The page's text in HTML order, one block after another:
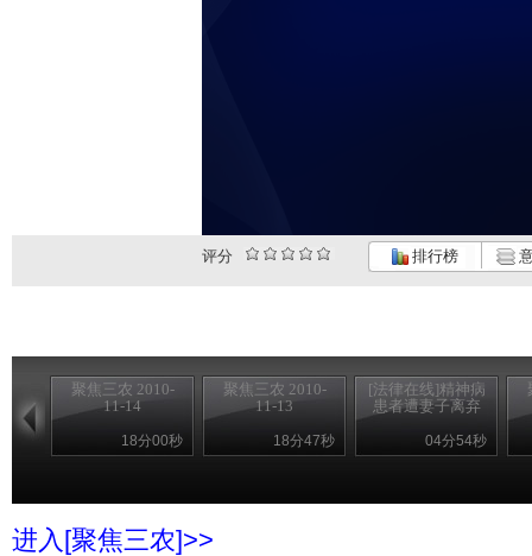
评分 排行榜
聚焦三农 2010-
11-14
18分00秒
聚焦三农 2010-
11-13
18分47秒
[法律在线]精神病
患者遭妻子离弃
04分54秒
进入[聚焦三农]>>